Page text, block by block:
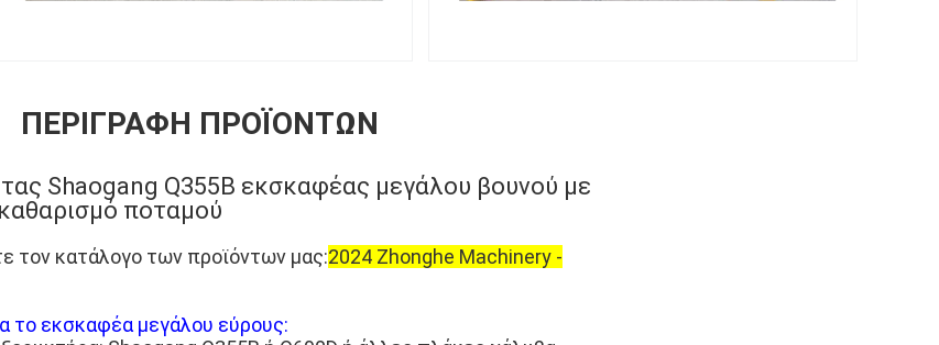
ΠΕΡΙΓΡΑΦΉ ΠΡΟΪΌΝΤΩΝ
Shaogang Q355B εκσκαφέας μεγάλου βουνού με
ποταμού
τον κατάλογο των προϊόντων μας:2024 Zhonghe Machinery -
το εκσκαφέα μεγάλου εύρους: